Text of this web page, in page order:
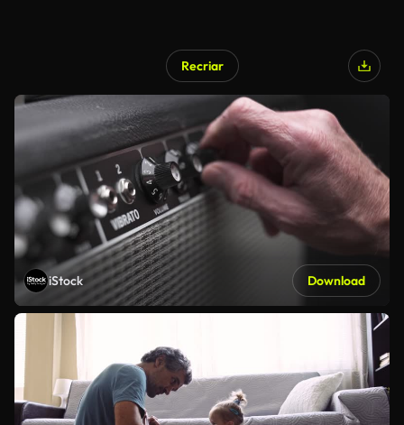
Recriar
iStock Download